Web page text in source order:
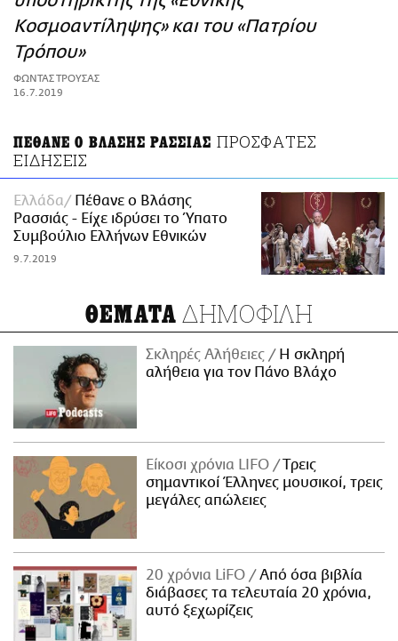
ΑΜΠΑ
PRINT
Κοσμοαντίληψης» και του «Πατρίου
Τρόπου»
ΦΩΝΤΑΣ ΤΡΟΥΣΑΣ
16.7.2019
ΠΕΘΑΝΕ Ο ΒΛΑΣΗΣ ΡΑΣΣΙΑΣ ΠΡΟΣΦΑΤΕΣ
ΕΙΔΗΣΕΙΣ
Ελλάδα
Πέθανε ο Βλάσης
Ρασσιάς - Είχε ιδρύσει το Ύπατο
Συμβούλιο Ελλήνων Εθνικών
9.7.2019
ΘΕΜΑΤΑ ΔΗΜΟΦΙΛΗ
Σκληρές Αλήθειες
H σκληρή
αλήθεια για τον Πάνο Βλάχο
Είκοσι χρόνια LIFO
Tρεις
σημαντικοί Έλληνες μουσικοί, τρεις
μεγάλες απώλειες
20 χρόνια LiFO
Από όσα βιβλία
διάβασες τα τελευταία 20 χρόνια,
αυτό ξεχωρίζεις